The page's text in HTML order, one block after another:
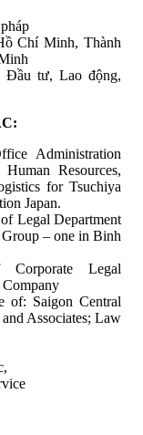
Chí Minh, Thành
Đầu tư, Lao động,
Administration
Resources,
for Tsuchiya
Japan.
Legal Department
– one in Binh
Legal
of: Saigon Central
Associates; Law